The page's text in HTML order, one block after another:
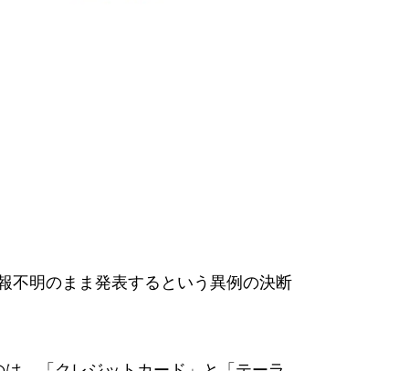
不明のまま発表するという異例の決断